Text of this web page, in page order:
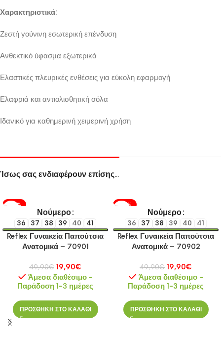
Χαρακτηριστικά:
Ζεστή γούνινη εσωτερική επένδυση
Ανθεκτικό ύφασμα εξωτερικά
Ελαστικές πλευρικές ενθέσεις για εύκολη εφαρμογή
Ελαφριά και αντιολισθητική σόλα
Ιδανικό για καθημερινή χειμερινή χρήση
Ίσως σας ενδιαφέρουν επίσης…
-60%
Νούμερο
36 37 38 39 40 41
Reflex Γυναικεία Παπούτσια
Ανατομικά – 70901
49,90€ 19,90€
Άμεσα διαθέσιμο -
Παράδοση 1-3 ημέρες
ΠΡΟΣΘΗΚΗ ΣΤΟ ΚΑΛΑΘΙ
-60%
Νούμερο
36 37 38 39 40 41
Reflex Γυναικεία Παπούτσια
Ανατομικά – 70902
49,90€ 19,90€
Άμεσα διαθέσιμο -
Παράδοση 1-3 ημέρες
ΠΡΟΣΘΗΚΗ ΣΤΟ ΚΑΛΑΘΙ